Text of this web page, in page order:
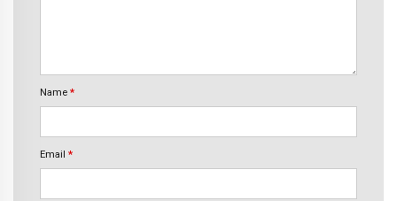
Name *
Email *